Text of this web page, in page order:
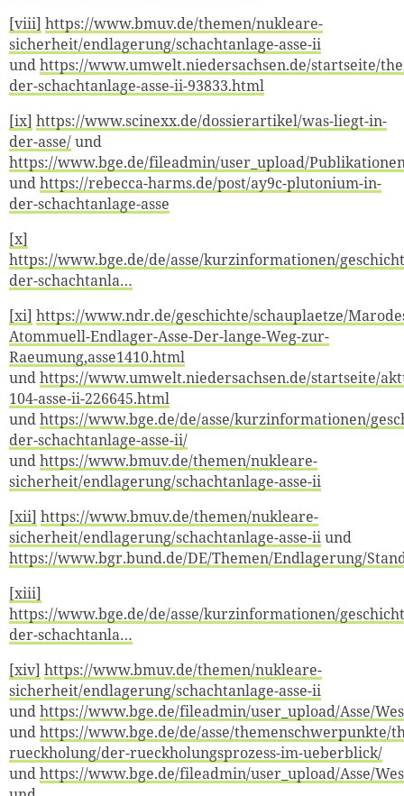
[viii] https://www.bmuv.de/themen/nukleare-
sicherheit/endlagerung/schachtanlage-asse-ii
undhttps://www.umwelt.niedersachsen.de/startseite/
der-schachtanlage-asse-ii-93833.html
[ix] https://www.scinexx.de/dossierartikel/was-liegt-in-
der-asse/und
https://www.bge.de/fileadmin/user_upload/
undhttps://rebecca-harms.de/post/ay9c-plutonium-in-
der-schachtanlage-asse
[x]
https://www.bge.de/de/asse/kurzinformationen/
der-schachtanla…
[xi] https://www.ndr.de/geschichte/schauplaetze/
Atommuell-Endlager-Asse-Der-lange-Weg-zur-
Raeumung,asse1410.html
undhttps://www.umwelt.niedersachsen.de/startseite/
104-asse-ii-226645.html
undhttps://www.bge.de/de/asse/kurzinformationen/
der-schachtanlage-asse-ii/
undhttps://www.bmuv.de/themen/nukleare-
sicherheit/endlagerung/schachtanlage-asse-ii
[xii] https://www.bmuv.de/themen/nukleare-
sicherheit/endlagerung/schachtanlage-asse-iiund
https://www.bgr.bund.de/DE/Themen/Endlagerung/
[xiii]
https://www.bge.de/de/asse/kurzinformationen/
der-schachtanla…
[xiv] https://www.bmuv.de/themen/nukleare-
sicherheit/endlagerung/schachtanlage-asse-ii
undhttps://www.bge.de/fileadmin/user_upload/Asse/
undhttps://www.bge.de/de/asse/themenschwerpunkte/
rueckholung/der-rueckholungsprozess-im-ueberblick/
undhttps://www.bge.de/fileadmin/user_upload/Asse/